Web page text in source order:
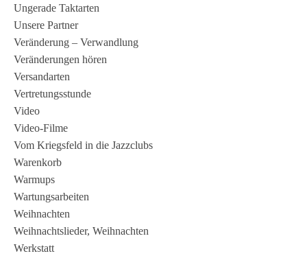
Ungerade Taktarten
Unsere Partner
Veränderung – Verwandlung
Veränderungen hören
Versandarten
Vertretungsstunde
Video
Video-Filme
Vom Kriegsfeld in die Jazzclubs
Warenkorb
Warmups
Wartungsarbeiten
Weihnachten
Weihnachtslieder, Weihnachten
Werkstatt